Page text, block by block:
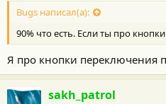
Bugs написал(а):
90% что есть. Если ты про
Я про кнопки переключения
sakh_patrol